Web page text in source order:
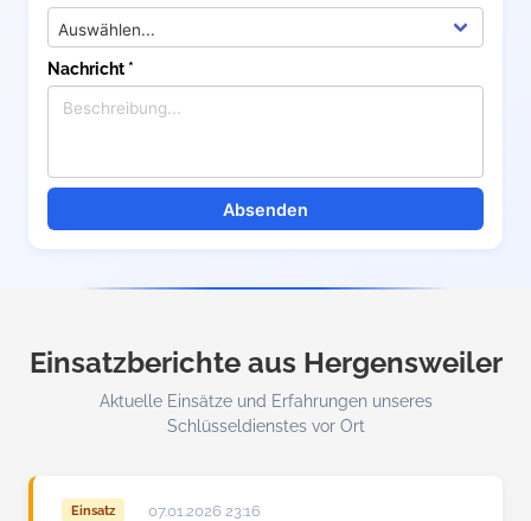
Nachricht *
Absenden
Einsatzberichte aus Hergensweiler
Aktuelle Einsätze und Erfahrungen unseres
Schlüsseldienstes vor Ort
Einsatz 07.01.2026 23:16